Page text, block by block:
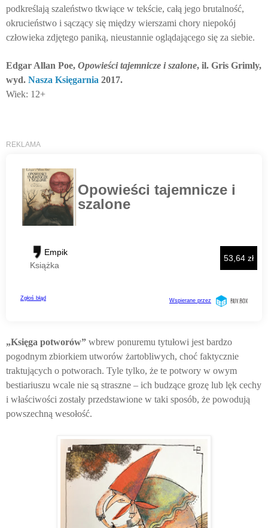
podkreślają szaleństwo tkwiące w tekście, całą jego brutalność,
okrucieństwo i sączący się między wierszami chory niepokój
człowieka zdjętego paniką, nieustannie oglądającego się za siebie.
Edgar Allan Poe, Opowieści tajemnicze i szalone, il. Gris Grimly,
wyd. Nasza Księgarnia 2017.
Wiek: 12+
„Księga potworów” wbrew ponuremu tytułowi jest bardzo
pogodnym zbiorkiem utworów żartobliwych, choć faktycznie
traktujących o potworach. Tyle tylko, że te potwory w owym
bestiariuszu wcale nie są straszne – ich budzące grozę lub lęk cechy
i właściwości zostały przedstawione w taki sposób, że powodują
powszechną wesołość.